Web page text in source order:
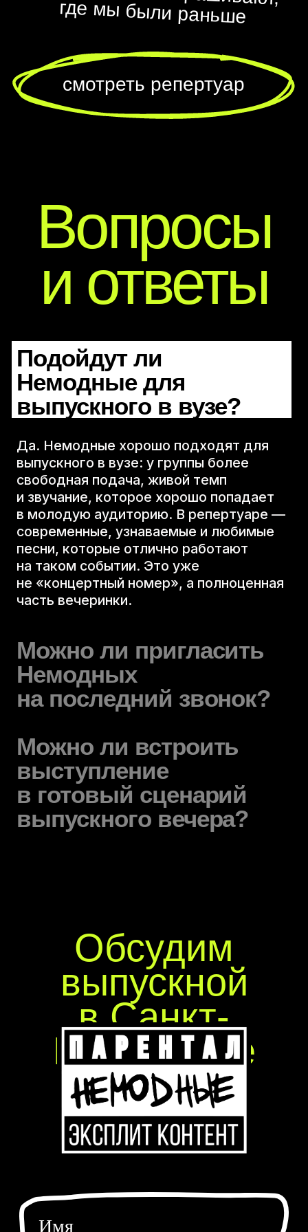
Подойдут ли
Немодные для
выпускного в вузе?
Да. Немодные хорошо подходят для
выпускного в вузе: у группы более
свободная подача, живой темп
и звучание, которое хорошо попадает
в молодую аудиторию. В репертуаре —
современные, узнаваемые и любимые
песни, которые отлично работают
на таком событии. Это уже
не «концертный номер», а полноценная
часть вечеринки.
Можно ли пригласить
Немодных
на последний звонок?
Можно ли встроить
выступление
в готовый сценарий
выпускного вечера?
Лихтер
(руководители проекта,
организация выступлений)
СПБ
Репертуар
Агентствам
продукция
блог
Контакты
+7 (952) 397
30 99
Нельзяграм Youtube
Telegram Max
*
Все права защищены, 2026
Политика конфиденциальности
Согласие на обработку персональных данных
*Компания Meta запрещена на территории РФ
Разработка сайта